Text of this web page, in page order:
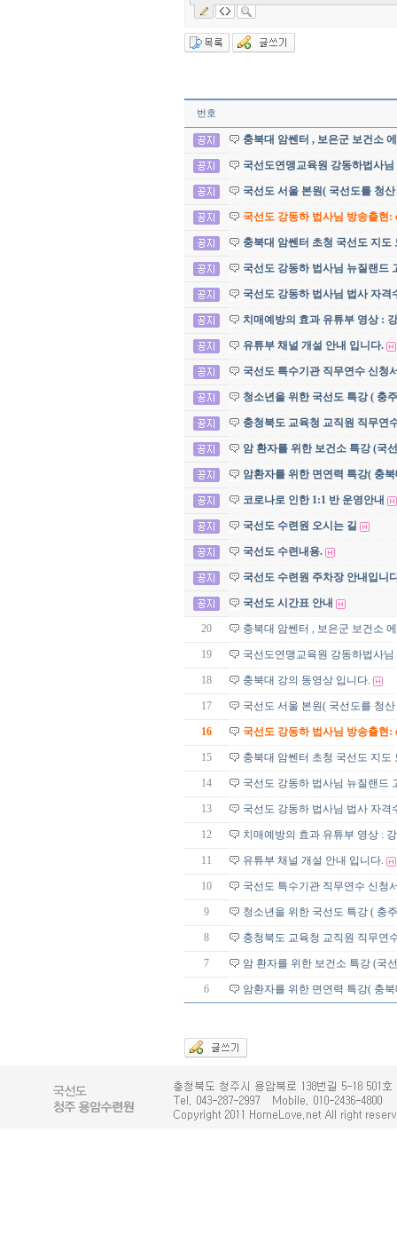
번호
충북대 암쎈터 , 보은군 보건소
국선도연맹교육원 강동하법사님
국선도 서울 본원( 국선도를 청
국선도 강동하 법사님 방송출현:
충북대 암쎈터 초청 국선도 지도
국선도 강동하 법사님 뉴질랜드
국선도 강동하 법사님 법사 자
치매예방의 효과 유튜부 영상 :
유튜부 채널 개설 안내 입니다.
국선도 특수기관 직무연수 신청
청소년을 위한 국선도 특강 ( 충
충청북도 교육청 교직원 직무연
암 환자를 위한 보건소 특강 (국
암환자를 위한 면연력 특강( 충
코로나로 인한 1:1 반 운영안내
국선도 수련원 오시는 길
국선도 수련내용.
국선도 수련원 주차장 안내입니
국선도 시간표 안내
20 충북대 암쎈터 , 보은군 보건소
19 국선도연맹교육원 강동하법사님
18 충북대 강의 동영상 입니다.
17 국선도 서울 본원( 국선도를 청
16 국선도 강동하 법사님 방송출현:
15 충북대 암쎈터 초청 국선도 지도
14 국선도 강동하 법사님 뉴질랜드
13 국선도 강동하 법사님 법사 자
12 치매예방의 효과 유튜부 영상 :
11 유튜부 채널 개설 안내 입니다.
10 국선도 특수기관 직무연수 신청
9 청소년을 위한 국선도 특강 ( 충
8 충청북도 교육청 교직원 직무연
7 암 환자를 위한 보건소 특강 (국
6 암환자를 위한 면연력 특강( 충